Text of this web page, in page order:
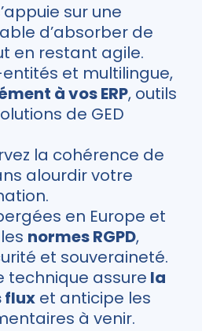
sur une
d’absorber de
en restant agile.
et multilingue,
à vos ERP, outils
de GED
la cohérence de
alourdir votre
en Europe et
normes RGPD,
et souveraineté.
technique assure la
flux et anticipe les
à venir.